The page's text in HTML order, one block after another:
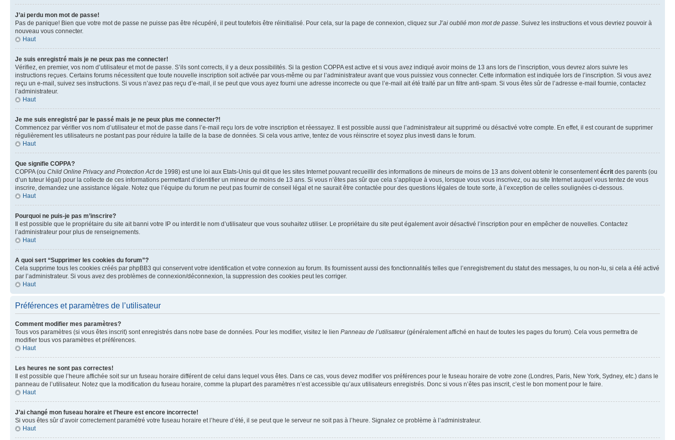
J’ai perdu mon mot de passe!
Pas de panique! Bien que votre mot de passe ne puisse pas être récupéré, il peut toutefois être réinitialisé. Pour cela, sur la page de connexion, cliquez sur J’ai oublié mon mot de passe. Suivez les instructions et vous devriez pouvoir à
nouveau vous connecter.
Haut
Je suis enregistré mais je ne peux pas me connecter!
Vérifiez, en premier, vos nom d’utilisateur et mot de passe. S’ils sont corrects, il y a deux possibilités. Si la gestion COPPA est active et si vous avez indiqué avoir moins de 13 ans lors de l’inscription, vous devrez alors suivre les
instructions reçues. Certains forums nécessitent que toute nouvelle inscription soit activée par vous-même ou par l’administrateur avant que vous puissiez vous connecter. Cette information est indiquée lors de l’inscription. Si vous avez
reçu un e-mail, suivez ses instructions. Si vous n’avez pas reçu d’e-mail, il se peut que vous ayez fourni une adresse incorrecte ou que l’e-mail ait été traité par un filtre anti-spam. Si vous êtes sûr de l’adresse e-mail fournie, contactez
l’administrateur.
Haut
Je me suis enregistré par le passé mais je ne peux plus me connecter?!
Commencez par vérifier vos nom d’utilisateur et mot de passe dans l’e-mail reçu lors de votre inscription et réessayez. Il est possible aussi que l’administrateur ait supprimé ou désactivé votre compte. En effet, il est courant de supprimer
régulièrement les utilisateurs ne postant pas pour réduire la taille de la base de données. Si cela vous arrive, tentez de vous réinscrire et soyez plus investi dans le forum.
Haut
Que signifie COPPA?
COPPA (ou Child Online Privacy and Protection Actde 1998) est une loi aux Etats-Unis qui dit que les sites Internet pouvant recueillir des informations de mineurs de moins de 13 ans doivent obtenir le consentementécrit des parents (ou
d’un tuteur légal) pour la collecte de ces informations permettant d’identifier un mineur de moins de 13 ans. Si vous n’êtes pas sûr que cela s’applique à vous, lorsque vous vous inscrivez, ou au site Internet auquel vous tentez de vous
inscrire, demandez une assistance légale. Notez que l’équipe du forum ne peut pas fournir de conseil légal et ne saurait être contactée pour des questions légales de toute sorte, à l’exception de celles soulignées ci-dessous.
Haut
Pourquoi ne puis-je pas m’inscrire?
Il est possible que le propriétaire du site ait banni votre IP ou interdit le nom d’utilisateur que vous souhaitez utiliser. Le propriétaire du site peut également avoir désactivé l’inscription pour en empêcher de nouvelles. Contactez
l’administrateur pour plus de renseignements.
Haut
A quoi sert “Supprimer les cookies du forum”?
Cela supprime tous les cookies créés par phpBB3 qui conservent votre identification et votre connexion au forum. Ils fournissent aussi des fonctionnalités telles que l’enregistrement du statut des messages, lu ou non-lu, si cela a été activé
par l’administrateur. Si vous avez des problèmes de connexion/déconnexion, la suppression des cookies peut les corriger.
Haut
Préférences et paramètres de l’utilisateur
Comment modifier mes paramètres?
Tous vos paramètres (si vous êtes inscrit) sont enregistrés dans notre base de données. Pour les modifier, visitez le lien Panneau de l’utilisateur(généralement affiché en haut de toutes les pages du forum). Cela vous permettra de
modifier tous vos paramètres et préférences.
Haut
Les heures ne sont pas correctes!
Il est possible que l’heure affichée soit sur un fuseau horaire différent de celui dans lequel vous êtes. Dans ce cas, vous devez modifier vos préférences pour le fuseau horaire de votre zone (Londres, Paris, New York, Sydney, etc.) dans le
panneau de l’utilisateur. Notez que la modification du fuseau horaire, comme la plupart des paramètres n’est accessible qu’aux utilisateurs enregistrés. Donc si vous n’êtes pas inscrit, c’est le bon moment pour le faire.
Haut
J’ai changé mon fuseau horaire et l’heure est encore incorrecte!
Si vous êtes sûr d’avoir correctement paramétré votre fuseau horaire et l’heure d’été, il se peut que le serveur ne soit pas à l’heure. Signalez ce problème à l’administrateur.
Haut